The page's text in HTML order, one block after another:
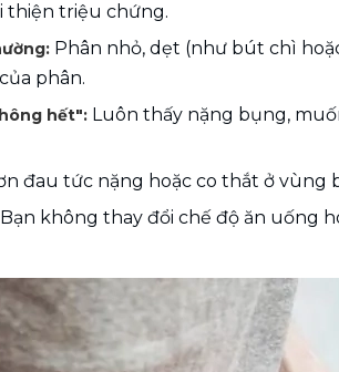
thiện triệu chứng.
Phân nhỏ, dẹt (như bút chì
phân.
hết": Luôn thấy nặng bụng,
đau tức nặng hoặc co thắt ở
Bạn không thay đổi chế độ ăn uống